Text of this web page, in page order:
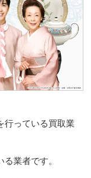
行っている買取業
業者です。